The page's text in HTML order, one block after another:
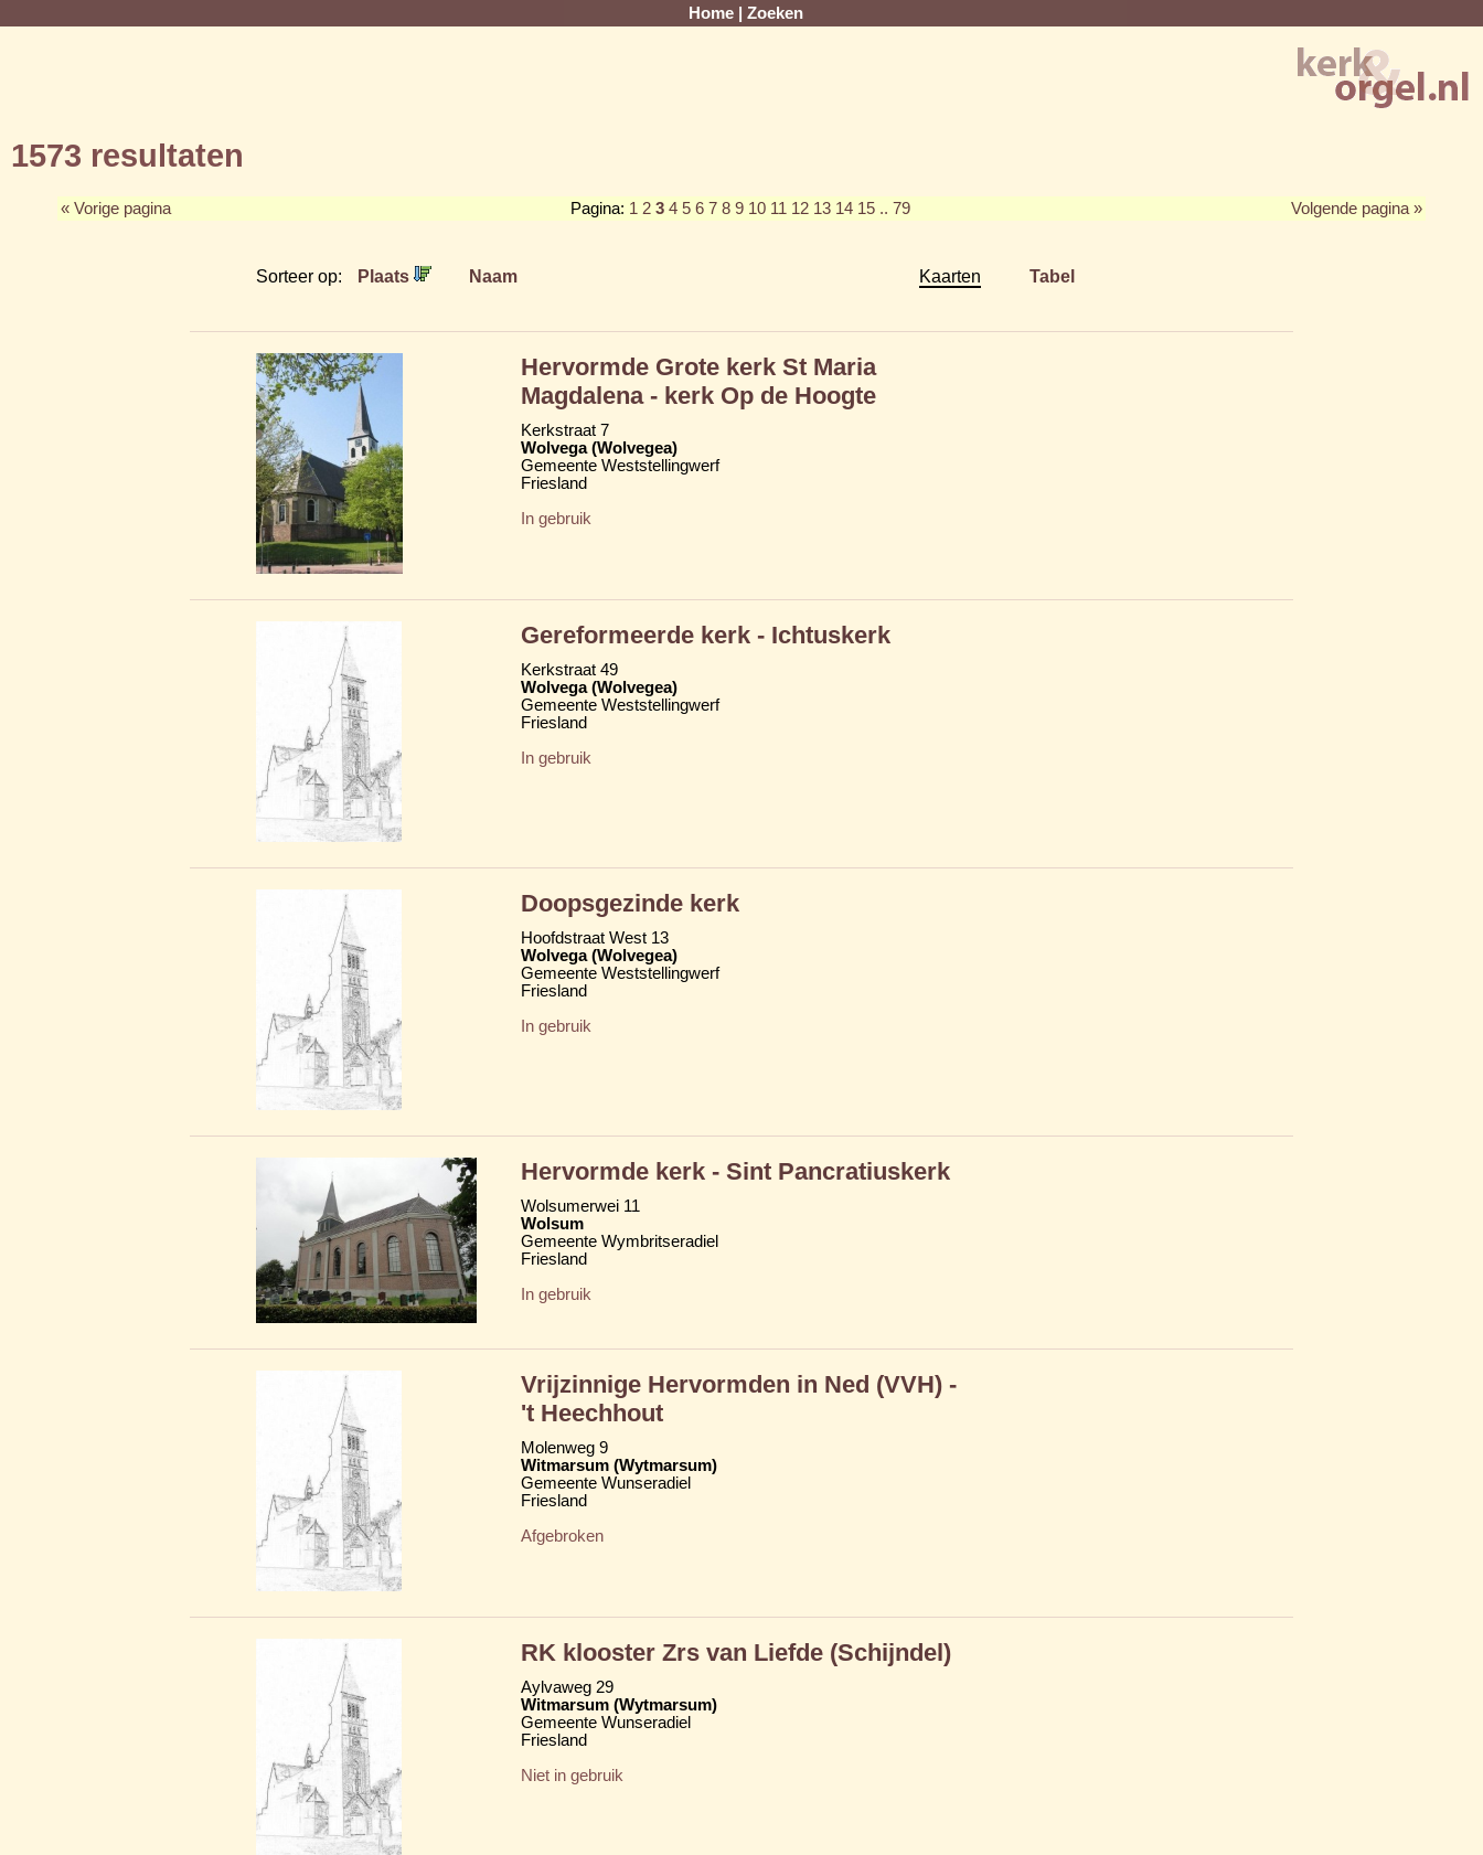
Home Zoeken
1573 resultaten
« Vorige pagina Pagina: 1 2 3 4 5 6 7 8 9 10 11 12 13 14 15 .. 79 Volgende pagina »
Sorteer op: Plaats Naam Kaarten Tabel
Hervormde Grote kerk St Maria
Magdalena - kerk Op de Hoogte
Kerkstraat 7
Wolvega (Wolvegea)
Gemeente Weststellingwerf
Friesland
In gebruik
Gereformeerde kerk - Ichtuskerk
Kerkstraat 49
Wolvega (Wolvegea)
Gemeente Weststellingwerf
Friesland
In gebruik
Doopsgezinde kerk
Hoofdstraat West 13
Wolvega (Wolvegea)
Gemeente Weststellingwerf
Friesland
In gebruik
Hervormde kerk - Sint Pancratiuskerk
Wolsumerwei 11
Wolsum
Gemeente Wymbritseradiel
Friesland
In gebruik
Vrijzinnige Hervormden in Ned (VVH) -
't Heechhout
Molenweg 9
Witmarsum (Wytmarsum)
Gemeente Wunseradiel
Friesland
Afgebroken
RK klooster Zrs van Liefde (Schijndel)
Aylvaweg 29
Witmarsum (Wytmarsum)
Gemeente Wunseradiel
Friesland
Niet in gebruik